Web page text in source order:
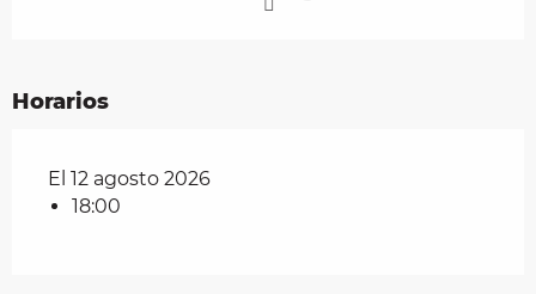
Horarios
El 12 agosto 2026
18:00